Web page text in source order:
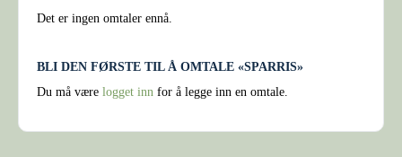
Det er ingen omtaler ennå.
BLI DEN FØRSTE TIL Å OMTALE «SPARRIS»
Du må være logget inn for å legge inn en omtale.